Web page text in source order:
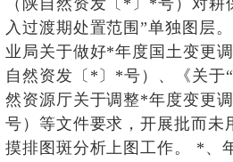
（陕自然资发〔*〕*号）对
入过渡期处置范围”单独图层
业局关于做好*年度国土变更
自然资发〔*〕*号）、《关于
然资源厅关于调整*年度变更
号）等文件要求，开展批而未
摸排图斑分析上图工作。 *、